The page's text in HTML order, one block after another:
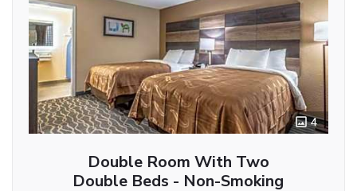
4
Double Room With Two
Double Beds - Non-Smoking